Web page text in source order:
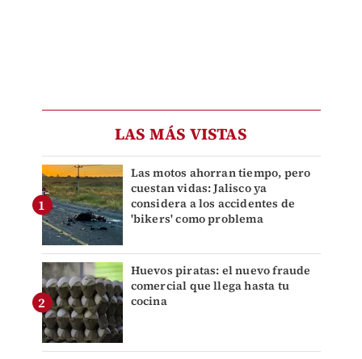
LAS MÁS VISTAS
Las motos ahorran tiempo, pero
cuestan vidas: Jalisco ya
considera a los accidentes de
'bikers' como problema
Huevos piratas: el nuevo fraude
comercial que llega hasta tu
cocina